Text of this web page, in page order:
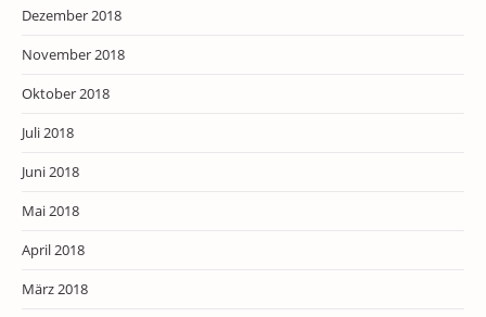
Dezember 2018
November 2018
Oktober 2018
Juli 2018
Juni 2018
Mai 2018
April 2018
März 2018